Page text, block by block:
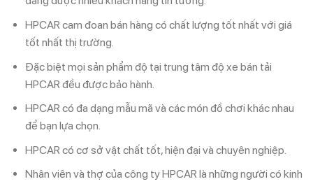
HPCAR cam đoan bán hàng có chất lượng tốt nhất với giá
tốt nhất thị trường.
Đặc biệt mọi sản phẩm độ tại trung tâm độ xe bán tải
HPCAR đều được bảo hành.
HPCAR có đa dạng mẫu mã và các món đồ chơi khác nhau
để bạn lựa chọn.
HPCAR có cơ sở vật chất tốt, hiện đại và chuyên nghiệp.
Nhân viên và thợ của công ty HPCAR là những người có kinh